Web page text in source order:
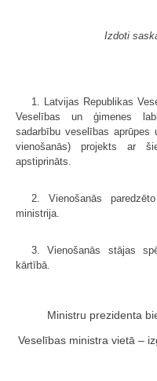
Izdoti
1. Latvijas Republikas
Veselības un ģimenes
sadarbību veselības
vienošanās) projekts ar
apstiprināts.
2. Vienošanās
ministrija.
3. Vienošanās stājas
kārtībā.
Ministru prezidenta
Veselības ministra vietā –